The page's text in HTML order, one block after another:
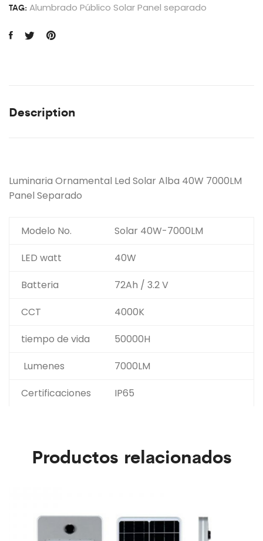
TAG: Alumbrado Público Solar Panel separado
Description
Luminaria Ornamental Led Solar Alba 40W 7000LM
Panel Separado
Modelo No.
Solar 40W-7000LM
LED watt
40W
Batteria
72Ah / 3.2 V
CCT
4000K
tiempo de vida
50000H
Lumenes
7000LM
Certificaciones
IP65